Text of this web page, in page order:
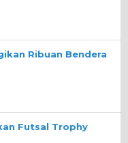
Ribuan Bendera
Futsal Trophy